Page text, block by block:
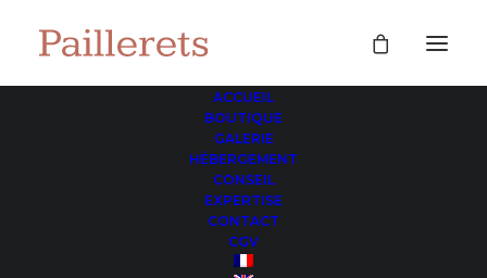
ACCUEIL
BOUTIQUE
GALERIE
HÉBERGEMENT
CONSEIL
EXPERTISE
CONTACT
CGV